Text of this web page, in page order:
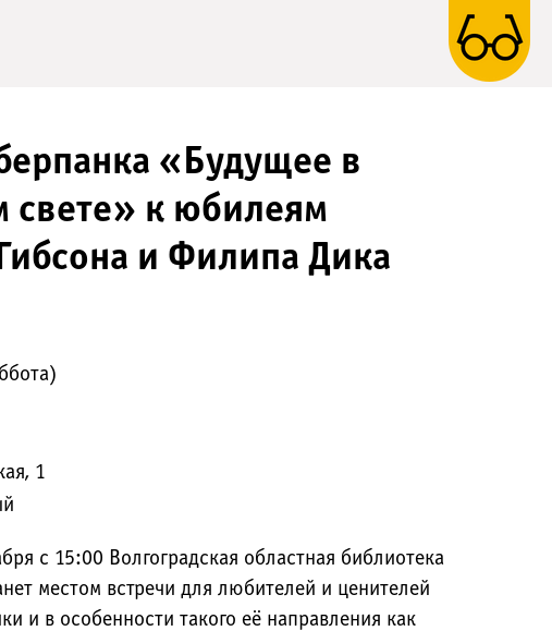
«Будущее в
свете» к юбилеям
и Филипа Дика
1
с 15:00 Волгоградская областная библиотека
местом встречи для любителей и ценителей
и в особенности такого её направления как